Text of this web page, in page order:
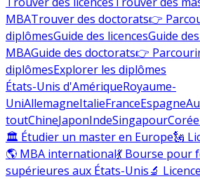
MBATrouver des doctorats👉
diplômesGuide des licencesGuide
MBAGuide des doctorats👉
diplômesExplorer les diplômes
États-Unis d'AmériqueRoyaume-
UniAllemagneItalieFranceEspagne
toutChineJaponIndeSingapour
🏛 Étudier un master en Europe🗽
🌎 MBA international💃 Bourse pour
supérieures aux États-Unis🔬